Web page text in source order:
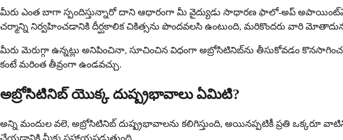
మీరు ఎంత బాగా స్పందిస్తున్నారో దాని ఆధారంగా మీ వైద్యుడు సాధారణ ఫాలో-అప్
చర్మాన్ని నిర్వహించడానికి దీర్ఘకాలిక చికిత్సను పొందవలసి ఉంటుంది, మరికొందరు వారి
మీరు మెరుగ్గా ఉన్నట్లు అనిపించినా, సూచించిన విధంగా అబ్రోసిటినిబ్‌ను తీసుకోవడం
కంటే మరింత తీవ్రంగా ఉండవచ్చు.
అబ్రోసిటినిబ్ యొక్క దుష్ప్రభావాలు ఏమిటి?
అన్ని మందుల వలె, అబ్రోసిటినిబ్ దుష్ప్రభావాలను కలిగిస్తుంది, అయినప్పటికీ ప్రతి
చేయడానికి మీకు సహాయపడుతుంది.